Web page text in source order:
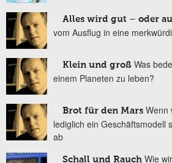
Alles wird gut – oder
vom Ausflug in eine
Klein und groß Was
einem Planeten zu leben?
Brot für den Mars Wenn
lediglich ein Geschäftsmodell
ab
Schall und Rauch Wie